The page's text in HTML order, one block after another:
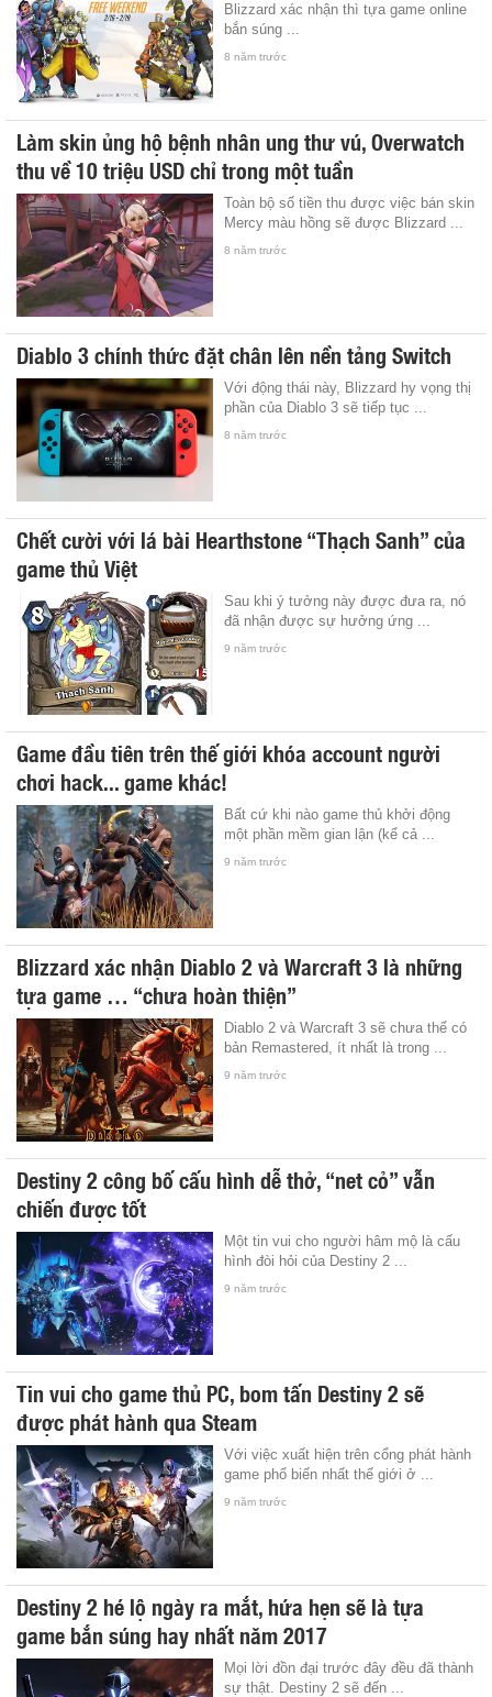
Blizzard xác nhận thì tựa game online
bắn súng ...
8 năm trước
Làm skin ủng hộ bệnh nhân ung thư vú, Overwatch
thu về 10 triệu USD chỉ trong một tuần
Toàn bộ số tiền thu được việc bán skin
Mercy màu hồng sẽ được Blizzard ...
8 năm trước
Diablo 3 chính thức đặt chân lên nền tảng Switch
Với động thái này, Blizzard hy vọng thị
phần của Diablo 3 sẽ tiếp tục ...
8 năm trước
Chết cười với lá bài Hearthstone “Thạch Sanh” của
game thủ Việt
Sau khi ý tưởng này được đưa ra, nó
đã nhận được sự hưởng ứng ...
9 năm trước
Game đầu tiên trên thế giới khóa account người
chơi hack... game khác!
Bất cứ khi nào game thủ khởi động
một phần mềm gian lận (kể cả ...
9 năm trước
Blizzard xác nhận Diablo 2 và Warcraft 3 là những
tựa game … “chưa hoàn thiện”
Diablo 2 và Warcraft 3 sẽ chưa thể có
bản Remastered, ít nhất là trong ...
9 năm trước
Destiny 2 công bố cấu hình dễ thở, “net cỏ” vẫn
chiến được tốt
Một tin vui cho người hâm mộ là cấu
hình đòi hỏi của Destiny 2 ...
9 năm trước
Tin vui cho game thủ PC, bom tấn Destiny 2 sẽ
được phát hành qua Steam
Với việc xuất hiện trên cổng phát hành
game phổ biến nhất thế giới ở ...
9 năm trước
Destiny 2 hé lộ ngày ra mắt, hứa hẹn sẽ là tựa
game bắn súng hay nhất năm 2017
Mọi lời đồn đại trước đây đều đã thành
sự thật. Destiny 2 sẽ đến ...